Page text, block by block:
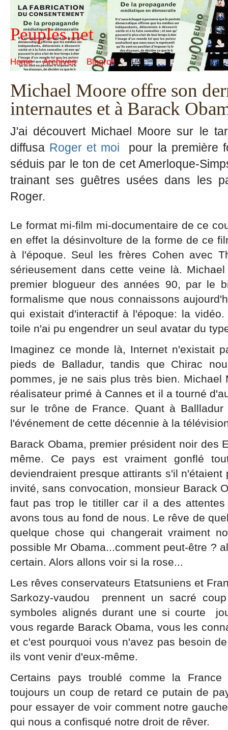
Peuples.net
Home Archives Blogroll
Michael Moore offre son
internautes et à Barack
J'ai découvert Michael Moore sur le
diffusa Roger et moi
pour la première
séduis par le ton de cet Amerloque-
trainant ses guêtres usées dans les
Roger.
Le format mi-film mi-documentaire de ce
en effet la désinvolture de la forme de ce
à l'époque. Seul les frères Cohen avec
sérieusement dans cette veine là.
premier blogueur des années 90, par le
formalisme que nous connaissons
qui existait d'interactif à l'époque: la
toile n'ai pu engendrer un seul avatar du
Imaginez ce monde là, Internet n'existait
pieds de Balladur, tandis que Chirac
pommes, je ne sais plus très bien. Michael
réalisateur primé à Cannes et il a tourné
sur le trône de France. Quant à
l'événement de cette décennie à la
Barack Obama, premier président noir des
même. Ce pays est vraiment gonflé
deviendraient presque attirants s'il
invité, sans convocation, monsieur Barack
faut pas trop le titiller car il a des
avons tous au fond de nous. Le rêve de
quelque chose qui changerait vraiment
possible Mr Obama...comment peut-être ?
certain. Alors allons voir si la rose...
Les rêves conservateurs Etatsuniens et
Sarkozy-vaudou prennent un sacré
symboles alignés durant une si courte
vous regarde Barack Obama, vous les
et c'est pourquoi vous n'avez pas besoin
ils vont venir d'eux-même.
Certains pays troublé comme la France
toujours un coup de retard ce putain de
pour essayer de voir comment notre
qui nous a confisqué notre droit de rêver.